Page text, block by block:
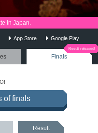
in Japan.
App Store Google Play
Finals
of finals
Result